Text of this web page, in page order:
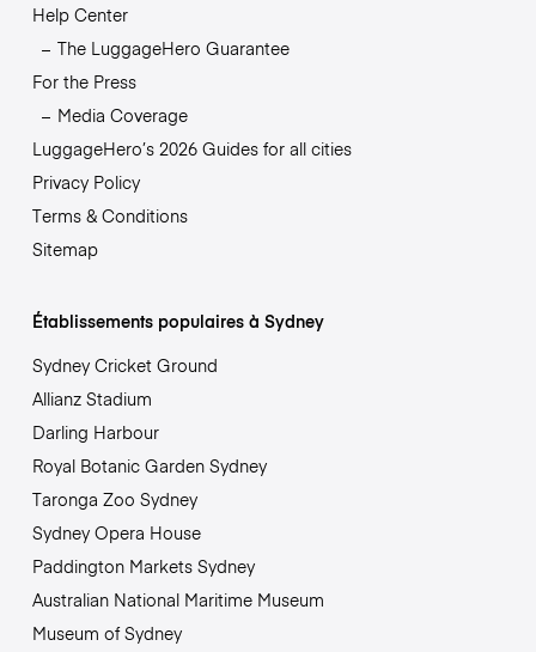
Help Center
The LuggageHero Guarantee
For the Press
Media Coverage
LuggageHero’s 2026 Guides for all cities
Privacy Policy
Terms & Conditions
Sitemap
Établissements populaires à Sydney
Sydney Cricket Ground
Allianz Stadium
Darling Harbour
Royal Botanic Garden Sydney
Taronga Zoo Sydney
Sydney Opera House
Paddington Markets Sydney
Australian National Maritime Museum
Museum of Sydney